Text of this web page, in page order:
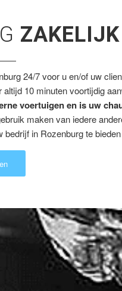
ZAKELIJK
24/7 voor u en/of uw
altijd 10 minuten voortijdig
voertuigen en is uw
maken van iedere
in Rozenburg te